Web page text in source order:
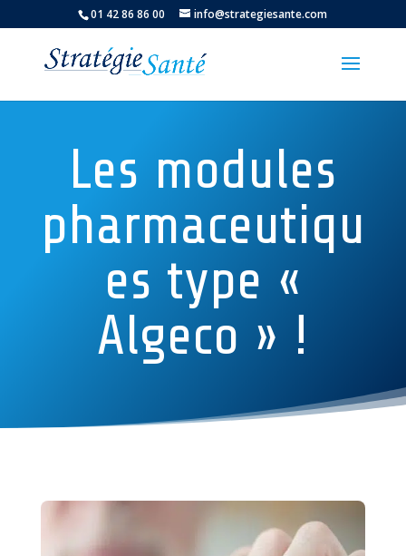
01 42 86 86 00 info@strategiesante.com
Les modules
pharmaceutiqu
es type «
Algeco » !